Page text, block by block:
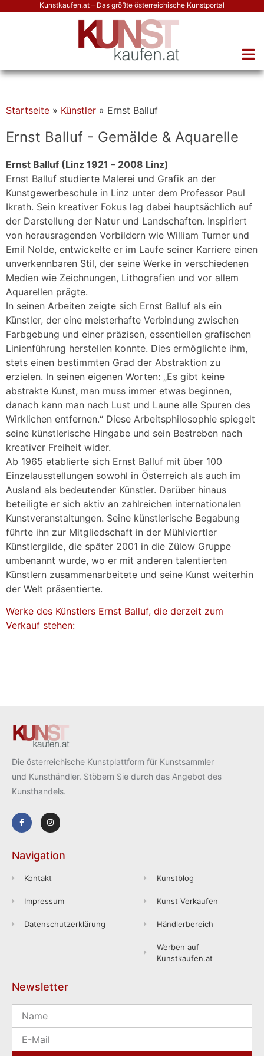
Kunstkaufen.at – Das größte österreichische Kunstportal
Startseite » Künstler » Ernst Balluf
Ernst Balluf - Gemälde & Aquarelle
Ernst Balluf (Linz 1921 – 2008 Linz)
Ernst Balluf studierte Malerei und Grafik an der
Kunstgewerbeschule in Linz unter dem Professor Paul
Ikrath. Sein kreativer Fokus lag dabei hauptsächlich auf
der Darstellung der Natur und Landschaften. Inspiriert
von herausragenden Vorbildern wie William Turner und
Emil Nolde, entwickelte er im Laufe seiner Karriere einen
unverkennbaren Stil, der seine Werke in verschiedenen
Medien wie Zeichnungen, Lithografien und vor allem
Aquarellen prägte.
In seinen Arbeiten zeigte sich Ernst Balluf als ein
Künstler, der eine meisterhafte Verbindung zwischen
Farbgebung und einer präzisen, essentiellen grafischen
Linienführung herstellen konnte. Dies ermöglichte ihm,
stets einen bestimmten Grad der Abstraktion zu
erzielen. In seinen eigenen Worten: „Es gibt keine
abstrakte Kunst, man muss immer etwas beginnen,
danach kann man nach Lust und Laune alle Spuren des
Wirklichen entfernen.“ Diese Arbeitsphilosophie spiegelt
seine künstlerische Hingabe und sein Bestreben nach
kreativer Freiheit wider.
Ab 1965 etablierte sich Ernst Balluf mit über 100
Einzelausstellungen sowohl in Österreich als auch im
Ausland als bedeutender Künstler. Darüber hinaus
beteiligte er sich aktiv an zahlreichen internationalen
Kunstveranstaltungen. Seine künstlerische Begabung
führte ihn zur Mitgliedschaft in der Mühlviertler
Künstlergilde, die später 2001 in die Zülow Gruppe
umbenannt wurde, wo er mit anderen talentierten
Künstlern zusammenarbeitete und seine Kunst weiterhin
der Welt präsentierte.
Werke des Künstlers Ernst Balluf, die derzeit zum
Verkauf stehen:
Die österreichische Kunstplattform für Kunstsammler
und Kunsthändler. Stöbern Sie durch das Angebot des
Kunsthandels.
Navigation
Kontakt
Impressum
Datenschutzerklärung
Kunstblog
Kunst Verkaufen
Händlerbereich
Werben auf
Kunstkaufen.at
Newsletter